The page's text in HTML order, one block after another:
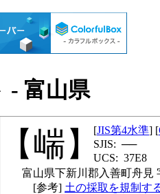
- 富山県
㟨 JIS第4水準
──
37E8
富山県下新川郡入善町舟見
土の採取を規制す